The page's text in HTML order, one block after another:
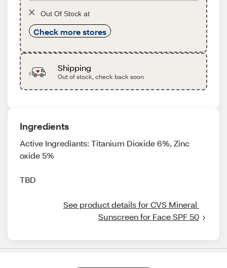
Out Of Stock at
Check more stores
Shipping
Out of stock, check back soon
Ingredients
Active Ingrediants: Titanium Dioxide 6%, Zinc
oxide 5%
TBD
See product details for CVS Mineral
Sunscreen for Face SPF 50